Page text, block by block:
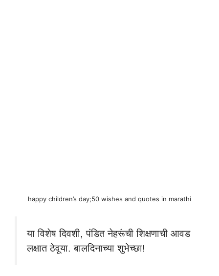
happy children’s day;50 wishes and quotes in marathi
या विशेष दिवशी, पंडित नेहरूंची शिक्षणाची आवड
लक्षात ठेवूया. बालदिनाच्या शुभेच्छा!